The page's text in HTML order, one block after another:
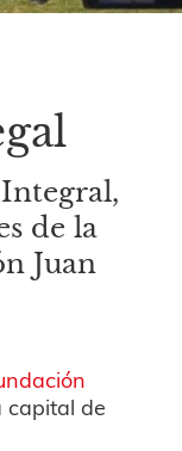
de la
Juan
capital de